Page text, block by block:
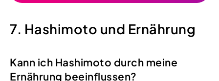
7. Hashimoto und Ernährung
Kann ich Hashimoto durch meine
Ernährung beeinflussen?